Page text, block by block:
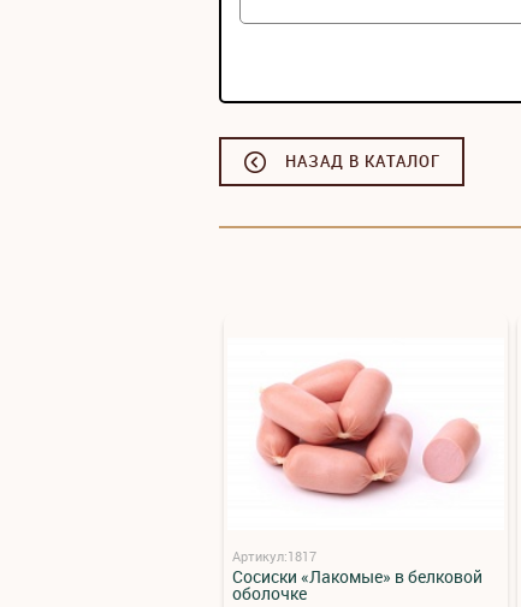
НАЗАД В КАТАЛОГ
Артикул:1817
Сосиски «Лакомые» в белковой
оболочке